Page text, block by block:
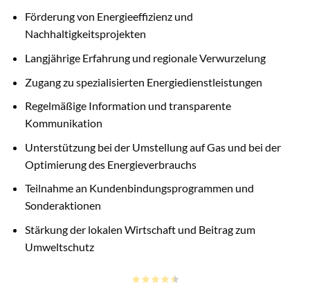
Förderung von Energieeffizienz und
Nachhaltigkeitsprojekten
Langjährige Erfahrung und regionale Verwurzelung
Zugang zu spezialisierten Energiedienstleistungen
Regelmäßige Information und transparente
Kommunikation
Unterstützung bei der Umstellung auf Gas und bei der
Optimierung des Energieverbrauchs
Teilnahme an Kundenbindungsprogrammen und
Sonderaktionen
Stärkung der lokalen Wirtschaft und Beitrag zum
Umweltschutz